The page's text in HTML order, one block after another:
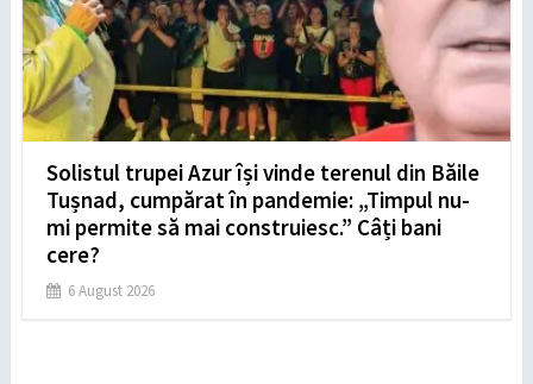
Solistul trupei Azur își vinde terenul din Băile
Tușnad, cumpărat în pandemie: „Timpul nu-
mi permite să mai construiesc.” Câți bani
cere?
6 August 2026